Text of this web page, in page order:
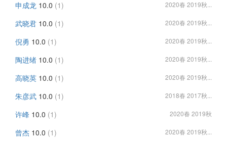
申成龙 10.0 (1) 2020春 2019秋...
武晓君 10.0 (1) 2020春 2019秋...
倪勇 10.0 (1) 2020春 2019秋...
陶进绪 10.0 (1) 2020春 2019秋...
高晓英 10.0 (1) 2020春 2019秋...
朱彦武 10.0 (1) 2018春 2017秋...
许峰 10.0 (1) 2020春 2019秋
曾杰 10.0 (1) 2020春 2019秋...